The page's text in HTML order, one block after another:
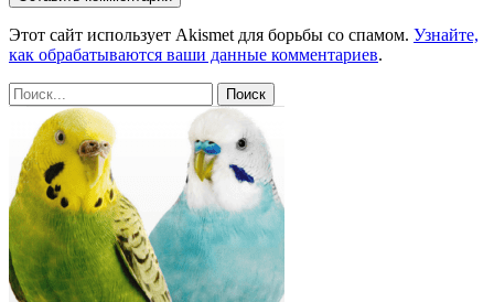
Этот сайт использует Akismet для борьбы со спамом. Узнайте,
как обрабатываются ваши данные комментариев.